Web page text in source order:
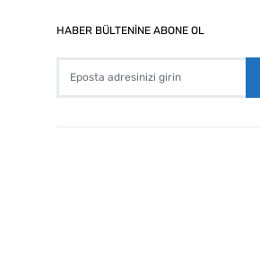
HABER BÜLTENİNE ABONE OL